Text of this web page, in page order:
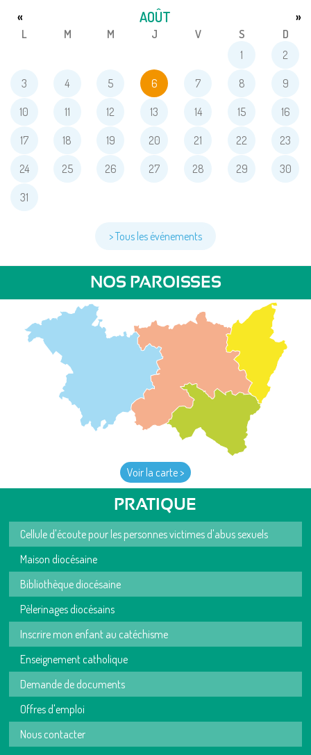
AOÛT
« »
L M M J V S
D
1
2
3 4 5 6 7 8 9
10 11 12 13 14 15 16
17 18 19 20 21 22 23
24 25 26 27 28 29 30
31
> Tous les événements
NOS PAROISSES
Voir la carte >
PRATIQUE
Cellule d'écoute pour les personnes victimes d'abus sexuels
Maison diocésaine
Bibliothèque diocésaine
Pèlerinages diocésains
Inscrire mon enfant au catéchisme
Enseignement catholique
Demande de documents
Offres d'emploi
Nous contacter